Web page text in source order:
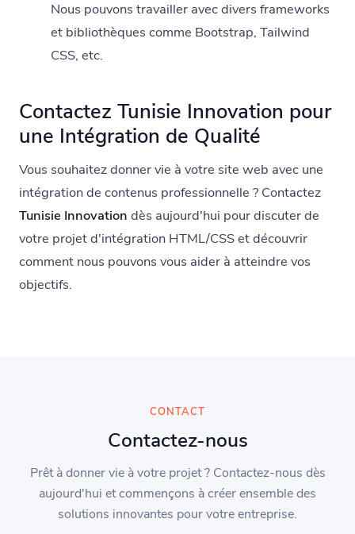
Nous pouvons travailler avec divers frameworks
et bibliothèques comme Bootstrap, Tailwind
CSS, etc.
Contactez Tunisie Innovation pour
une Intégration de Qualité
Vous souhaitez donner vie à votre site web avec une
intégration de contenus professionnelle ? Contactez
Tunisie Innovation dès aujourd'hui pour discuter de
votre projet d'intégration HTML/CSS et découvrir
comment nous pouvons vous aider à atteindre vos
objectifs.
CONTACT
Contactez-nous
Prêt à donner vie à votre projet ? Contactez-nous dès
aujourd'hui et commençons à créer ensemble des
solutions innovantes pour votre entreprise.